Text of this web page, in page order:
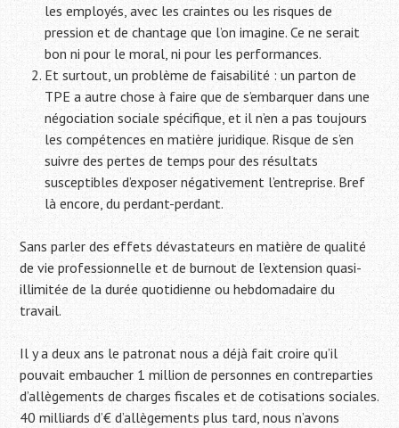
les employés, avec les craintes ou les risques de
pression et de chantage que l’on imagine. Ce ne serait
bon ni pour le moral, ni pour les performances.
Et surtout, un problème de faisabilité : un parton de
TPE a autre chose à faire que de s’embarquer dans une
négociation sociale spécifique, et il n’en a pas toujours
les compétences en matière juridique. Risque de s’en
suivre des pertes de temps pour des résultats
susceptibles d’exposer négativement l’entreprise. Bref
là encore, du perdant-perdant.
Sans parler des effets dévastateurs en matière de qualité
de vie professionnelle et de burnout de l’extension quasi-
illimitée de la durée quotidienne ou hebdomadaire du
travail.
Il y a deux ans le patronat nous a déjà fait croire qu’il
pouvait embaucher 1 million de personnes en contreparties
d’allègements de charges fiscales et de cotisations sociales.
40 milliards d’€ d’allègements plus tard, nous n’avons